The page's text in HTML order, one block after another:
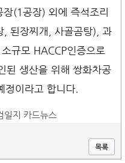
(1공장) 외에 즉석조리
, 된장찌개, 사골곰탕), 과
규모 HACCP인증으로
된 생산을 위해 쌍화차공
정이라고 합니다.
일지 카드뉴스
목록